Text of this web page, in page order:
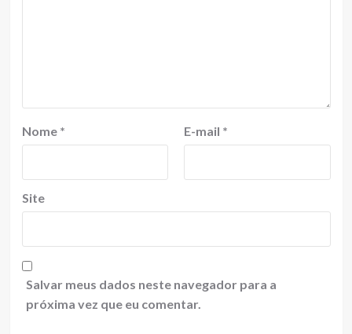
Nome * E-mail *
Site
Salvar meus dados neste navegador para a
próxima vez que eu comentar.